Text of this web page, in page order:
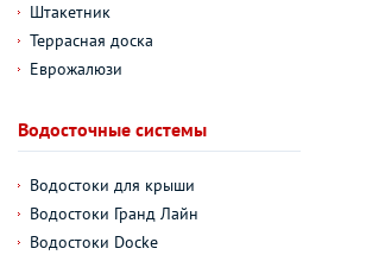
Штакетник
Террасная доска
Еврожалюзи
Водосточные системы
Водостоки для крыши
Водостоки Гранд Лайн
Водостоки Docke